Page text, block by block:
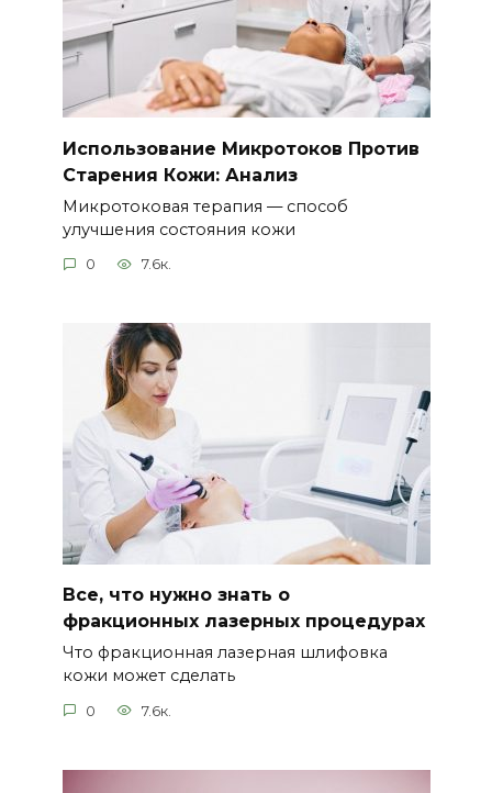
Использование Микротоков Против
Старения Кожи: Анализ
Микротоковая терапия — способ
улучшения состояния кожи
0 7.6к.
Все, что нужно знать о
фракционных лазерных процедурах
Что фракционная лазерная шлифовка
кожи может сделать
0 7.6к.